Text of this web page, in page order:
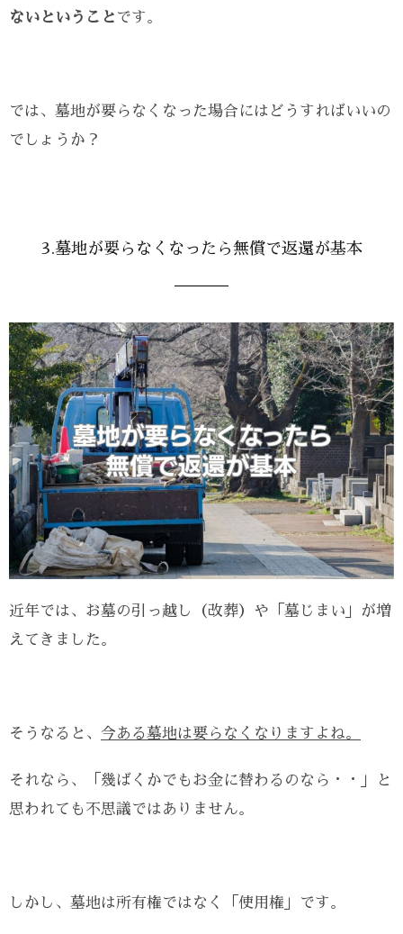
ないということ です。
では、墓地が要らなくなった場合にはどうすればいいの
でしょうか？
3.墓地が要らなくなったら無償で返還が基本
近年では、お墓の引っ越し（改葬）や「墓じまい」が増
えてきました。
そうなると、 今ある墓地は要らなくなりますよね。
それなら、「幾ばくかでもお金に替わるのなら・・」と
思われても不思議ではありません。
しかし、墓地は所有権ではなく「使用権」です。